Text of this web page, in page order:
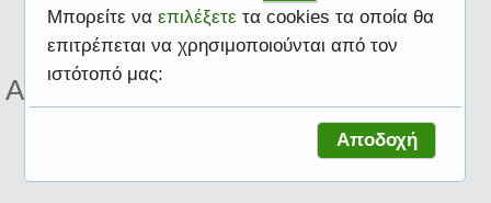
Αποτελέσματα για ετικέτα Αθλητές
Μπορείτε να επιλέξετε τα cookies τα οποία θα
επιτρέπεται να χρησιμοποιούνται από τον
ιστότοπό μας:
Αποδοχή